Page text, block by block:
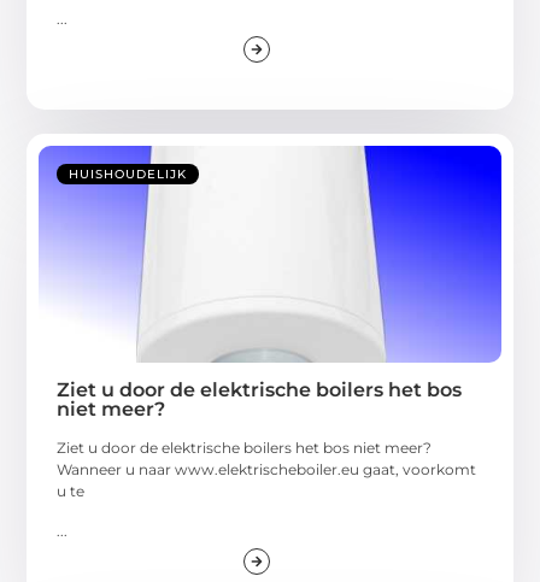
...
HUISHOUDELIJK
Ziet u door de elektrische boilers het bos
niet meer?
Ziet u door de elektrische boilers het bos niet meer?
Wanneer u naar www.elektrischeboiler.eu gaat, voorkomt
u te